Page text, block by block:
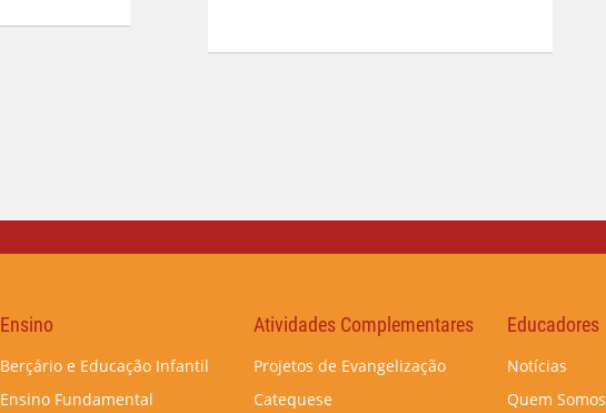
Ensino
Berçário e Educação Infantil
Ensino Fundamental
Atividades Complementares
Projetos de Evangelização
Catequese
Educadores
Notícias
Quem Somos